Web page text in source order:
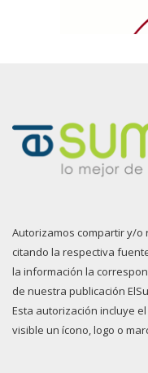
Autorizamos compartir y/
citando la respectiva
la información la
de nuestra publicación
Esta autorización incluye
visible un ícono, logo o